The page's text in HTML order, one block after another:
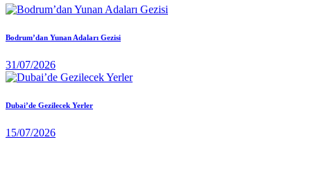
Bodrum’dan Yunan Adaları Gezisi
31/07/2026
Dubai’de Gezilecek Yerler
15/07/2026